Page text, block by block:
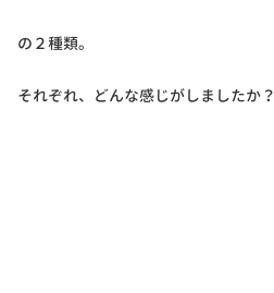
の２種類。
それぞれ、どんな感じがしましたか？